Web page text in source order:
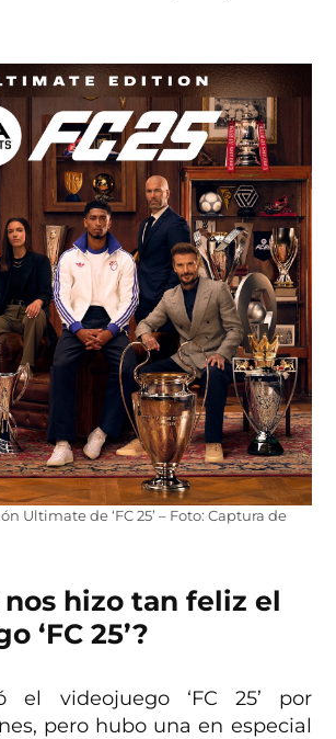
Ultimate de ‘FC 25’ – Foto: Captura de
hizo tan feliz el
‘FC 25’?
el videojuego ‘FC 25’ por
pero hubo una en especial